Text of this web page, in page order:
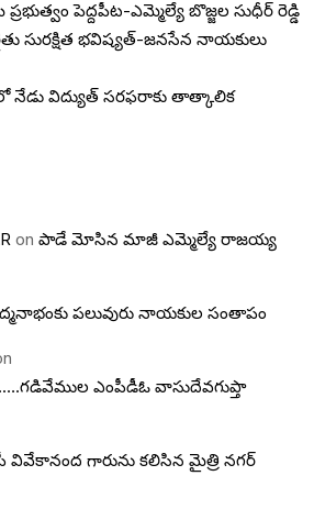
పెద్దపీట-ఎమ్మెల్యే బొజ్జల సుధీర్ రెడ్డి
సురక్షిత భవిష్యత్-జనసేన నాయకులు
నేడు విద్యుత్ సరఫరాకు తాత్కాలిక
on పాడే మోసిన మాజీ ఎమ్మెల్యే రాజయ్య
పలువురు నాయకుల సంతాపం
ఎంపీడీఓ వాసుదేవగుప్తా
వివేకానంద గారును కలిసిన మైత్రి నగర్